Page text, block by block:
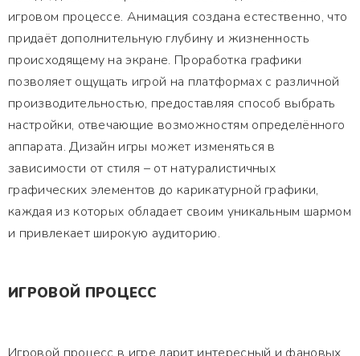
игровом процессе. Анимация создана естественно, что
придаёт дополнительную глубину и жизненность
происходящему на экране. Проработка графики
позволяет ощущать игрой на платформах с различной
производительностью, предоставляя способ выбрать
настройки, отвечающие возможностям определённого
аппарата. Дизайн игры может изменяться в
зависимости от стиля – от натуралистичных
графических элементов до карикатурной графики,
каждая из которых обладает своим уникальным шармом
и привлекает широкую аудиторию.
ИГРОВОЙ ПРОЦЕСС